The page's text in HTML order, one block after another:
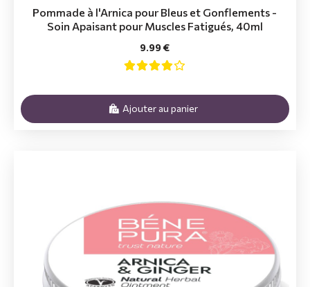
Pommade à l'Arnica pour Bleus et Gonflements -
Soin Apaisant pour Muscles Fatigués, 40ml
9.99 €
Ajouter au panier